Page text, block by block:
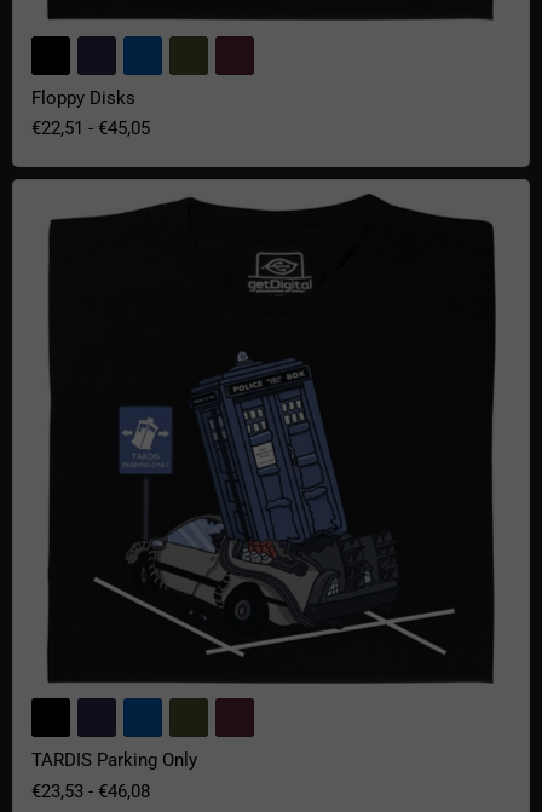
Floppy Disks
€22,51 - €45,05
TARDIS Parking Only
TARDIS Parking Only
€23,53 - €46,08